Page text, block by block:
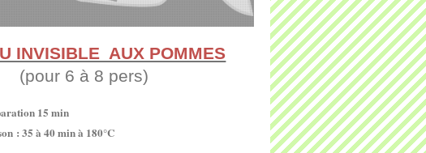
INVISIBLE AUX POMMES
(pour 6 à 8 pers)
15 min
: 35 à 40 min à 180°C